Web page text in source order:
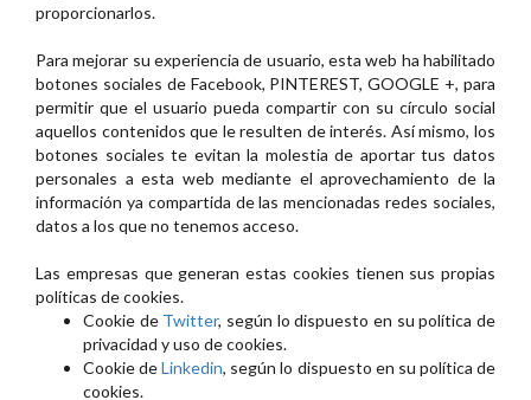
proporcionarlos.
Para mejorar su experiencia de usuario, esta web ha habilitado
botones sociales de Facebook, PINTEREST, GOOGLE +, para
permitir que el usuario pueda compartir con su círculo social
aquellos contenidos que le resulten de interés. Así mismo, los
botones sociales te evitan la molestia de aportar tus datos
personales a esta web mediante el aprovechamiento de la
información ya compartida de las mencionadas redes sociales,
datos a los que no tenemos acceso.
Las empresas que generan estas cookies tienen sus propias
políticas de cookies.
Cookie de Twitter, según lo dispuesto en su política de
privacidad y uso de cookies.
Cookie deLinkedin, según lo dispuesto en su política de
cookies.